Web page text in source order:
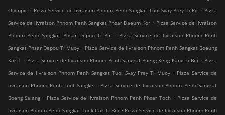
Olympic . Pizza Service de livraison Phnom Penh Sangkat Tuol Svay Prey Ti Pir . Pizza
Service de livraison Phnom Penh Sangkat Phsar Daeum Kor . Pizza Service de livraison
Phnom Penh Sangkat Phsar Depou Ti Pir
. Pizza Service de livraison Phnom Penh
Sangkat Phsar Depou Ti Muoy . Pizza Service de livraison Phnom Penh Sangkat Boeung
Kak 1
. Pizza Service de livraison Phnom Penh Sangkat Boeng Keng Kang Ti Bei . Pizza
Service de livraison Phnom Penh Sangkat Tuol Svay Prey Ti Muoy . Pizza Service de
livraison Phnom Penh Tuol Sangke . Pizza Service de livraison Phnom Penh Sangkat
Boeng Salang . Pizza Service de livraison Phnom Penh Phsar Toch . Pizza Service de
livraison Phnom Penh Sangkat Tuek L'ak Ti Bei . Pizza Service de livraison Phnom Penh